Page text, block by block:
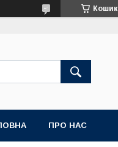
Кошик
ПРО НАС